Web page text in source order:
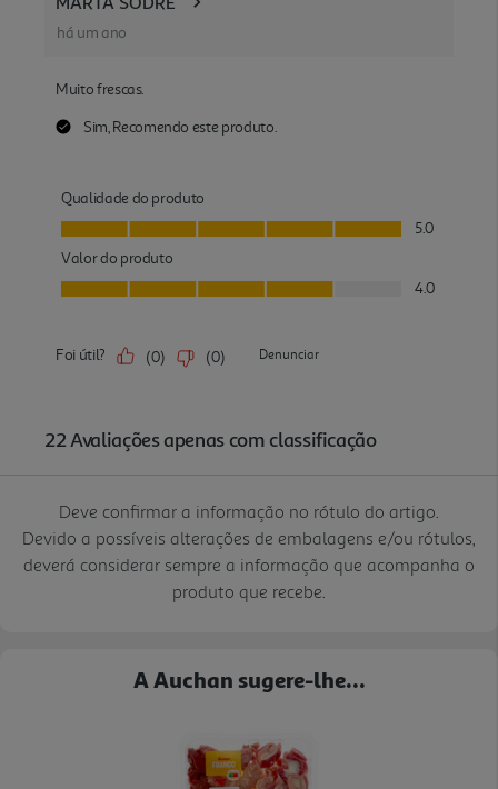
Deve confirmar a informação no rótulo do artigo.
Devido a possíveis alterações de embalagens e/ou rótulos,
deverá considerar sempre a informação que acompanha o
produto que recebe.
A Auchan sugere-lhe...